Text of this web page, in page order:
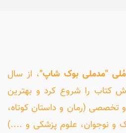
"مدملی بوک شاپ"، از سال
کتاب را شروع کرد و بهترین
و تخصصی (رمان و داستان کوتاه،
و نوجوان، علوم پزشکی و ....)